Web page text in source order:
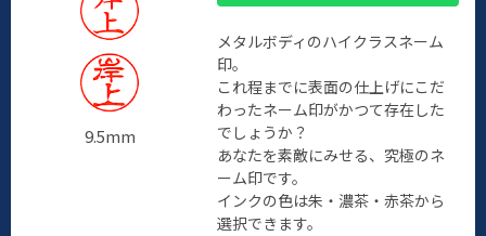
9.5mm
メタルボディのハイクラスネーム
印。
これ程までに表面の仕上げにこだ
わったネーム印がかつて存在した
でしょうか？
あなたを素敵にみせる、究極のネ
ーム印です。
インクの色は朱・濃茶・赤茶から
選択できます。